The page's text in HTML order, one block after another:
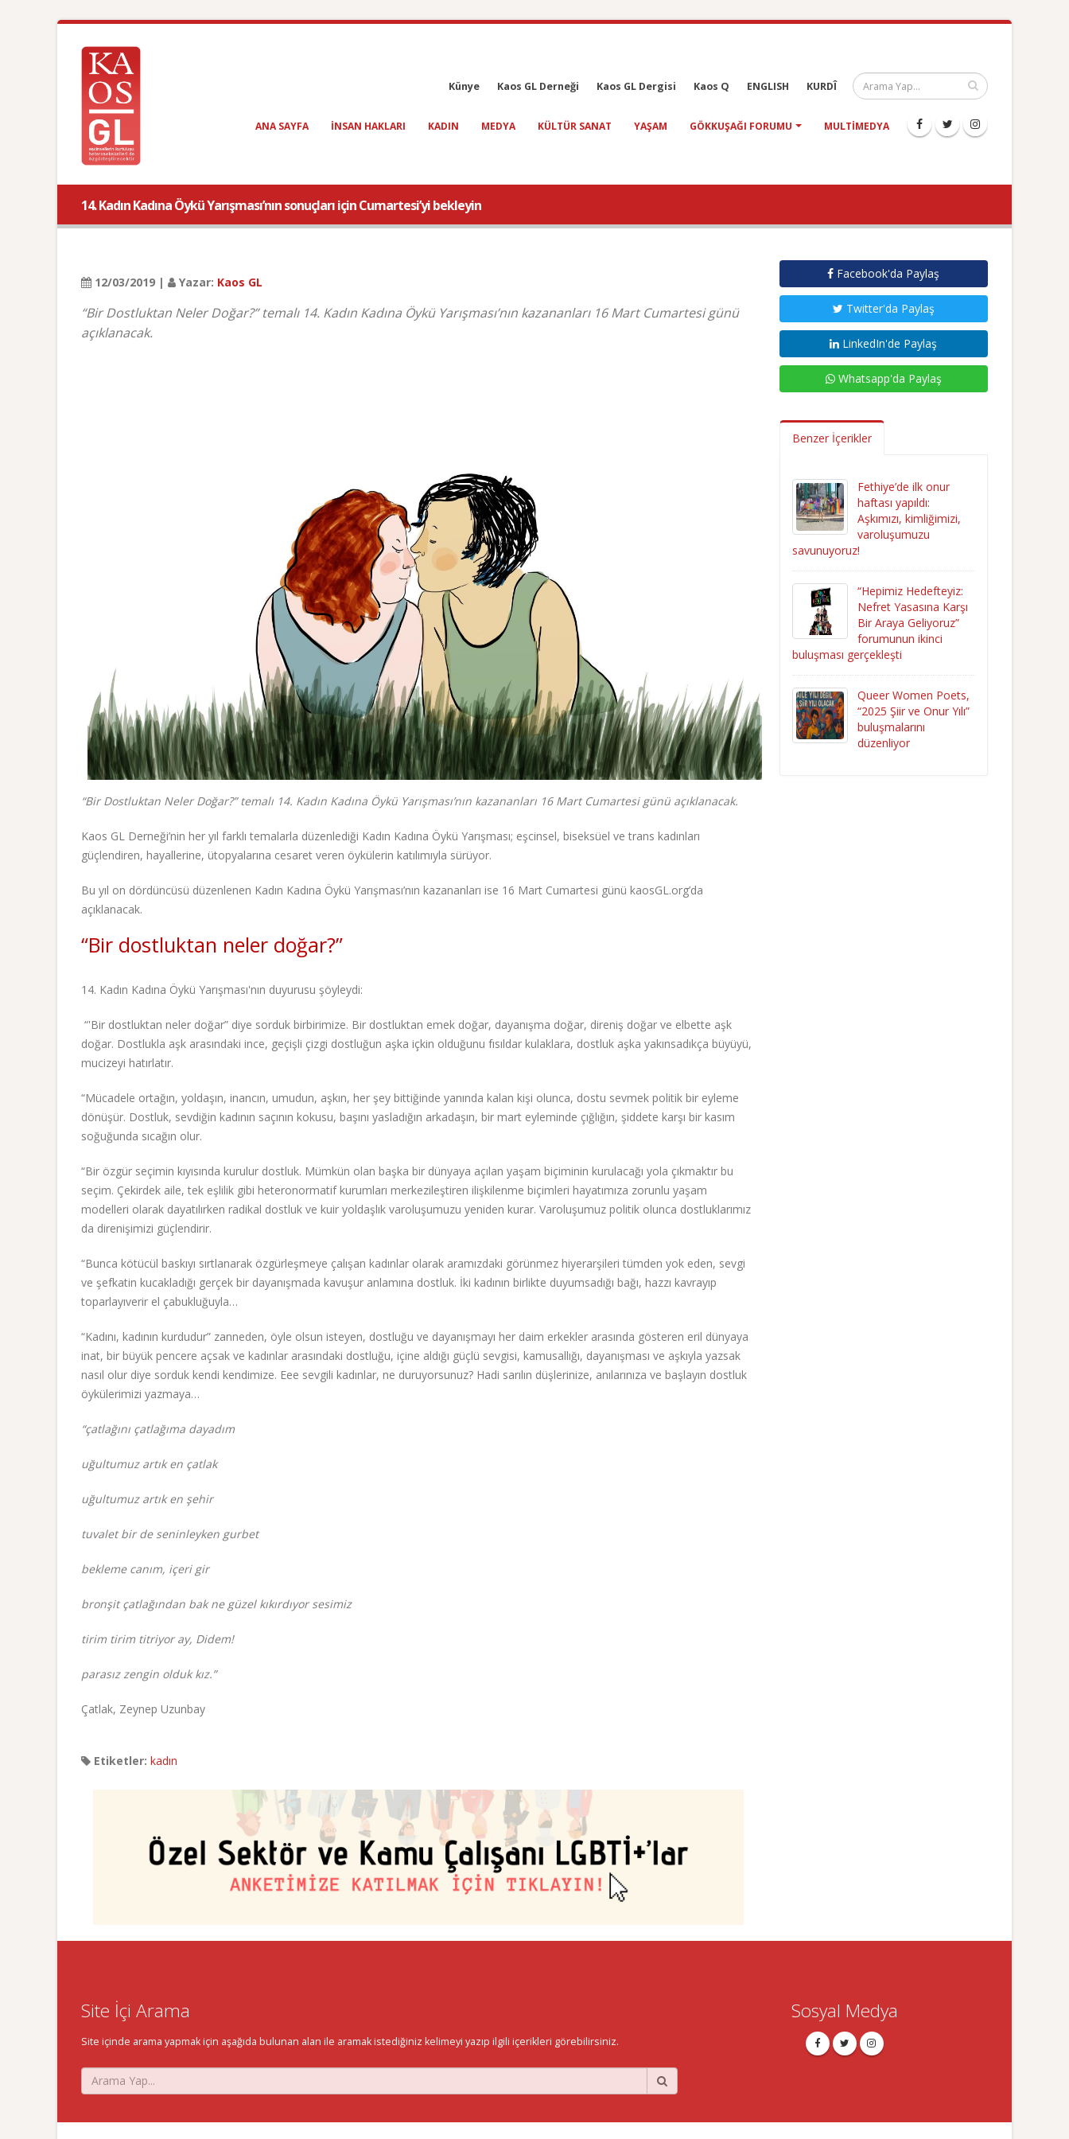
Künye Kaos GL Derneği Kaos GL Dergisi Kaos Q ENGLISH KURDÎ
ANA SAYFA INSAN HAKLARI KADIN MEDYA KÜLTÜR SANAT YAŞAM GÖKKUŞAĞI FORUMU MULTIMEDYA
14. Kadın Kadına Öykü Yarışması’nın sonuçları için Cumartesi’yi bekleyin
12/03/2019 | Yazar: Kaos GL
“Bir Dostluktan Neler Doğar?” temalı 14. Kadın Kadına Öykü Yarışması’nın kazananları 16 Mart Cumartesi günü
açıklanacak.
“Bir Dostluktan Neler Doğar?” temalı 14. Kadın Kadına Öykü Yarışması’nın kazananları 16 Mart Cumartesi günü açıklanacak.
Kaos GL Derneği’nin her yıl farklı temalarla düzenlediği Kadın Kadına Öykü Yarışması; eşcinsel, biseksüel ve trans kadınları
güçlendiren, hayallerine, ütopyalarına cesaret veren öykülerin katılımıyla sürüyor.
Bu yıl on dördüncüsü düzenlenen Kadın Kadına Öykü Yarışması’nın kazananları ise 16 Mart Cumartesi günü kaosGL.org’da
açıklanacak.
“Bir dostluktan neler doğar?”
14. Kadın Kadına Öykü Yarışması'nın duyurusu şöyleydi:
“'Bir dostluktan neler doğar” diye sorduk birbirimize. Bir dostluktan emek doğar, dayanışma doğar, direniş doğar ve elbette aşk
doğar. Dostlukla aşk arasındaki ince, geçişli çizgi dostluğun aşka içkin olduğunu fısıldar kulaklara, dostluk aşka yakınsadıkça büyüyü,
mucizeyi hatırlatır.
“Mücadele ortağın, yoldaşın, inancın, umudun, aşkın, her şey bittiğinde yanında kalan kişi olunca, dostu sevmek politik bir eyleme
dönüşür. Dostluk, sevdiğin kadının saçının kokusu, başını yasladığın arkadaşın, bir mart eyleminde çığlığın, şiddete karşı bir kasım
soğuğunda sıcağın olur.
“Bir özgür seçimin kıyısında kurulur dostluk. Mümkün olan başka bir dünyaya açılan yaşam biçiminin kurulacağı yola çıkmaktır bu
seçim. Çekirdek aile, tek eşlilik gibi heteronormatif kurumları merkezileştiren ilişkilenme biçimleri hayatımıza zorunlu yaşam
modelleri olarak dayatılırken radikal dostluk ve kuir yoldaşlık varoluşumuzu yeniden kurar. Varoluşumuz politik olunca dostluklarımız
da direnişimizi güçlendirir.
“Bunca kötücül baskıyı sırtlanarak özgürleşmeye çalışan kadınlar olarak aramızdaki görünmez hiyerarşileri tümden yok eden, sevgi
ve şefkatin kucakladığı gerçek bir dayanışmada kavuşur anlamına dostluk. İki kadının birlikte duyumsadığı bağı, hazzı kavrayıp
toparlayıverir el çabukluğuyla…
“Kadını, kadının kurdudur” zanneden, öyle olsun isteyen, dostluğu ve dayanışmayı her daim erkekler arasında gösteren eril dünyaya
inat, bir büyük pencere açsak ve kadınlar arasındaki dostluğu, içine aldığı güçlü sevgisi, kamusallığı, dayanışması ve aşkıyla yazsak
nasıl olur diye sorduk kendi kendimize. Eee sevgili kadınlar, ne duruyorsunuz? Hadi sarılın düşlerinize, anılarınıza ve başlayın dostluk
öykülerimizi yazmaya…
“çatlağını çatlağıma dayadım
uğultumuz artık en çatlak
uğultumuz artık en şehir
tuvalet bir de seninleyken gurbet
bekleme canım, içeri gir
bronşit çatlağından bak ne güzel kıkırdıyor sesimiz
tirim tirim titriyor ay, Didem!
parasız zengin olduk kız.”
Çatlak, Zeynep Uzunbay
Etiketler: kadın
Facebook'da Paylaş
Twitter'da Paylaş
LinkedIn'de Paylaş
Whatsapp'da Paylaş
Benzer İçerikler
Fethiye’de ilk onur
haftası yapıldı:
Aşkımızı, kimliğimizi,
varoluşumuzu
savunuyoruz!
“Hepimiz Hedefteyiz:
Nefret Yasasına Karşı
Bir Araya Geliyoruz”
forumunun ikinci
buluşması gerçekleşti
Queer Women Poets,
“2025 Şiir ve Onur Yılı”
buluşmalarını
düzenliyor
Site İçi Arama
Site içinde arama yapmak için aşağıda bulunan alan ile aramak istediğiniz kelimeyi yazıp ilgili içerikleri görebilirsiniz.
Sosyal Medya